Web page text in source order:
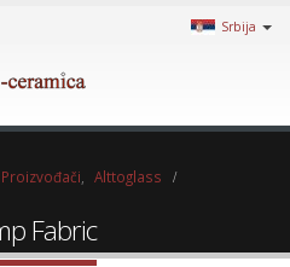
Srbija
Proizvođači
Alttoglass
Fabric